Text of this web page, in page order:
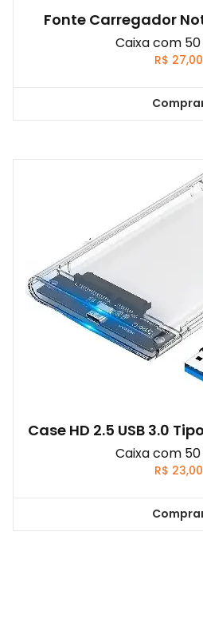
Fonte Carregador
Caixa com
R$ 27,00
Case HD 2.5 USB 3.0
Caixa com
R$ 23,00